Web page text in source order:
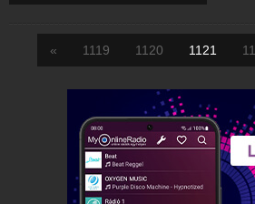
« 1119 1120 1121